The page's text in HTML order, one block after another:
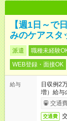
【週1日～で
みのケアスタ
派遣 職種未経験
WEB登録・面接OK
給与
日収例2
増）給与
交通
交通費